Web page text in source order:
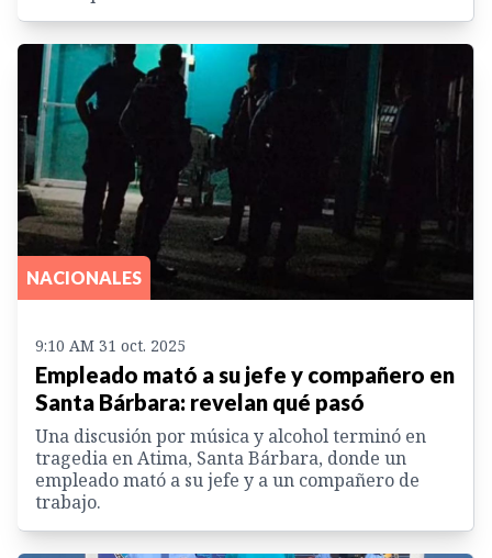
NACIONALES
9:10 AM 31 oct. 2025
Empleado mató a su jefe y compañero en
Santa Bárbara: revelan qué pasó
Una discusión por música y alcohol terminó en
tragedia en Atima, Santa Bárbara, donde un
empleado mató a su jefe y a un compañero de
trabajo.